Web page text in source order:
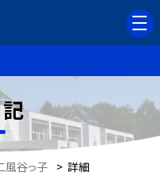
風谷っ子 > 詳細